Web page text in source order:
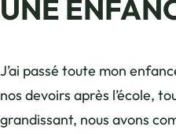
UNE
J’ai passé toute mon
nos devoirs après l’école,
grandissant, nous avons